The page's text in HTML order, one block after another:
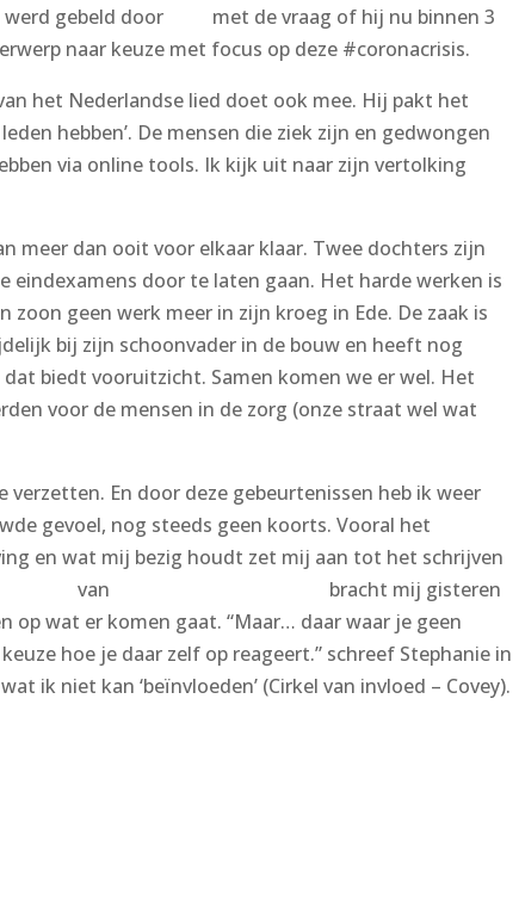
werd gebeld door
met de vraag of hij nu binnen 3
naar keuze met focus op deze #coronacrisis.
het Nederlandse lied doet ook mee. Hij pakt het
hebben’. De mensen die ziek zijn en gedwongen
via online tools. Ik kijk uit naar zijn vertolking
meer dan ooit voor elkaar klaar. Twee dochters zijn
eindexamens door te laten gaan. Het harde werken is
geen werk meer in zijn kroeg in Ede. De zaak is
bij zijn schoonvader in de bouw en heeft nog
biedt vooruitzicht. Samen komen we er wel. Het
voor de mensen in de zorg (onze straat wel wat
En door deze gebeurtenissen heb ik weer
gevoel, nog steeds geen koorts. Vooral het
en wat mij bezig houdt zet mij aan tot het schrijven
van
bracht mij gisteren
wat er komen gaat. “Maar… daar waar je geen
hoe je daar zelf op reageert.” schreef Stephanie in
ik niet kan ‘beïnvloeden’ (Cirkel van invloed – Covey).